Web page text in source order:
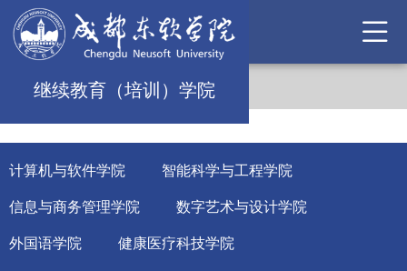
继续教育（培训）学院
计算机与软件学院 智能科学与工程学院
信息与商务管理学院 数字艺术与设计学院
外国语学院 健康医疗科技学院